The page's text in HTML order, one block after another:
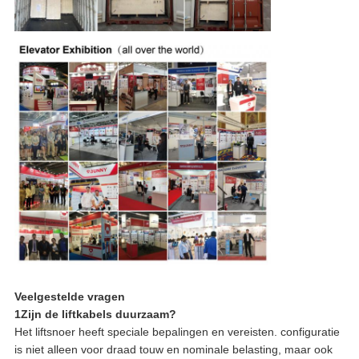
Veelgestelde vragen
1Zijn de liftkabels duurzaam?
Het liftsnoer heeft speciale bepalingen en vereisten. configuratie
is niet alleen voor draad touw en nominale belasting, maar ook